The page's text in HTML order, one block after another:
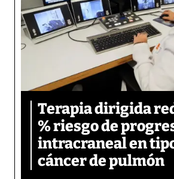
Terapia dirigida
% riesgo de
intracraneal en
cáncer de pulmón